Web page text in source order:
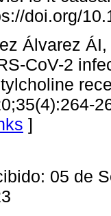
doi.org/
Álvarez
CoV-2
]
05 de